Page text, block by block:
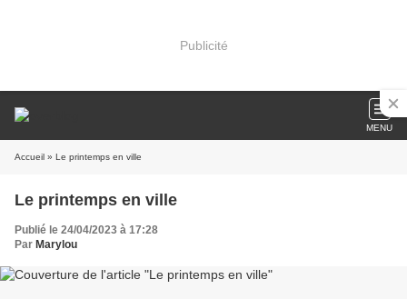
Publicité
MENU
Accueil » Le printemps en ville
Le printemps en ville
Publié le 24/04/2023 à 17:28
Par Marylou